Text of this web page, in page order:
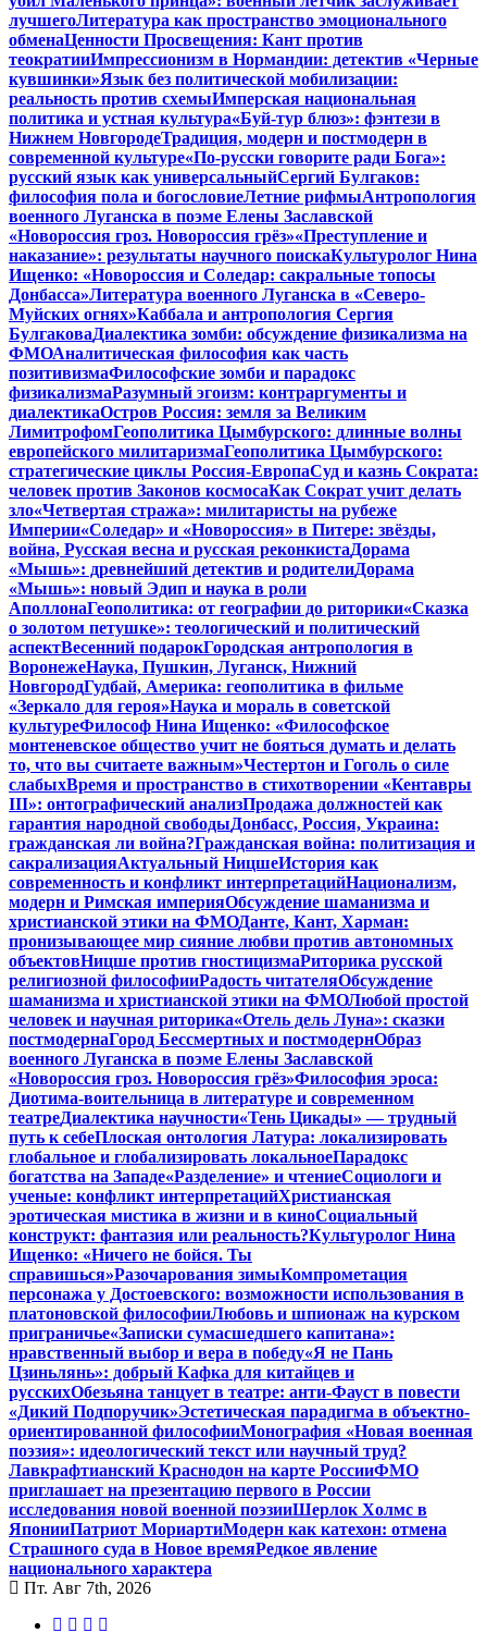
лучшегоЛитература как пространство эмоционального
обменаЦенности Просвещения: Кант против
теократииИмпрессионизм в Нормандии: детектив «Черные
кувшинки»Язык без политической мобилизации:
реальность против схемыИмперская национальная
политика и устная культура«Буй-тур блюз»: фэнтези в
Нижнем НовгородеТрадиция, модерн и постмодерн в
современной культуре«По-русски говорите ради Бога»:
русский язык как универсальныйСергий Булгаков:
философия пола и богословиеЛетние рифмыАнтропология
военного Луганска в поэме Елены Заславской
«Новороссия гроз. Новороссия грёз»«Преступление и
наказание»: результаты научного поискаКультуролог Нина
Ищенко: «Новороссия и Соледар: сакральные топосы
Донбасса»Литература военного Луганска в «Северо-
Муйских огнях»Каббала и антропология Сергия
БулгаковаДиалектика зомби: обсуждение физикализма на
ФМОАналитическая философия как часть
позитивизмаФилософские зомби и парадокс
физикализмаРазумный эгоизм: контраргументы и
диалектикаОстров Россия: земля за Великим
ЛимитрофомГеополитика Цымбурского: длинные волны
европейского милитаризмаГеополитика Цымбурского:
стратегические циклы Россия-ЕвропаСуд и казнь Сократа:
человек против Законов космосаКак Сократ учит делать
зло«Четвертая стража»: милитаристы на рубеже
Империи«Соледар» и «Новороссия» в Питере: звёзды,
война, Русская весна и русская реконкистаДорама
«Мышь»: древнейший детектив и родителиДорама
«Мышь»: новый Эдип и наука в роли
АполлонаГеополитика: от географии до риторики«Сказка
о золотом петушке»: теологический и политический
аспектВесенний подарокГородская антропология в
ВоронежеНаука, Пушкин, Луганск, Нижний
НовгородГудбай, Америка: геополитика в фильме
«Зеркало для героя»Наука и мораль в советской
культуреФилософ Нина Ищенко: «Философское
монтеневское общество учит не бояться думать и делать
то, что вы считаете важным»Честертон и Гоголь о силе
слабыхВремя и пространство в стихотворении «Кентавры
III»: онтографический анализПродажа должностей как
гарантия народной свободыДонбасс, Россия, Украина:
гражданская ли война?Гражданская война: политизация и
сакрализацияАктуальный НицшеИстория как
современность и конфликт интерпретацийНационализм,
модерн и Римская империяОбсуждение шаманизма и
христианской этики на ФМОДанте, Кант, Харман:
пронизывающее мир сияние любви против автономных
объектовНицше против гностицизмаРиторика русской
религиозной философииРадость читателяОбсуждение
шаманизма и христианской этики на ФМОЛюбой простой
человек и научная риторика«Отель дель Луна»: сказки
постмодернаГород Бессмертных и постмодернОбраз
военного Луганска в поэме Елены Заславской
«Новороссия гроз. Новороссия грёз»Философия эроса:
Диотима-воительница в литературе и современном
театреДиалектика научности«Тень Цикады» — трудный
путь к себеПлоская онтология Латура: локализировать
глобальное и глобализировать локальноеПарадокс
богатства на Западе«Разделение» и чтениеСоциологи и
ученые: конфликт интерпретацийХристианская
эротическая мистика в жизни и в киноСоциальный
конструкт: фантазия или реальность?Культуролог Нина
Ищенко: «Ничего не бойся. Ты
справишься»Разочарования зимыКомпрометация
персонажа у Достоевского: возможности использования в
платоновской философииЛюбовь и шпионаж на курском
приграничье«Записки сумасшедшего капитана»:
нравственный выбор и вера в победу«Я не Пань
Цзиньлянь»: добрый Кафка для китайцев и
русскихОбезьяна танцует в театре: анти-Фауст в повести
«Дикий Подпоручик»Эстетическая парадигма в объектно-
ориентированной философииМонография «Новая военная
поэзия»: идеологический текст или научный труд?
Лавкрафтианский Краснодон на карте РоссииФМО
приглашает на презентацию первого в России
исследования новой военной поэзииШерлок Холмс в
ЯпонииПатриот МориартиМодерн как катехон: отмена
Страшного суда в Новое времяРедкое явление
национального характера
Пт. Авг 7th, 2026